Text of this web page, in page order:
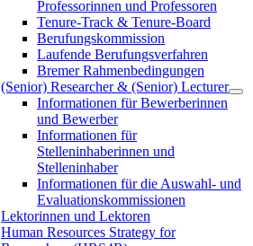
Professorinnen und Professoren
Tenure-Track & Tenure-Board
Berufungskommission
Laufende Berufungsverfahren
Bremer Rahmenbedingungen
(Senior) Researcher & (Senior) Lecturer
Informationen für Bewerberinnen
und Bewerber
Informationen für
Stelleninhaberinnen und
Stelleninhaber
Informationen für die Auswahl- und
Evaluationskommissionen
Lektorinnen und Lektoren
Human Resources Strategy for